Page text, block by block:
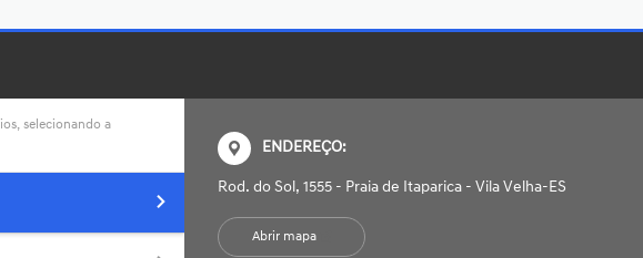
selecionando a
ENDEREÇO:
Rod. do Sol, 1555 - Praia de Itaparica - Vila Velha-ES
Abrir mapa